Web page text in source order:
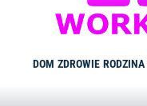
DOM ZDROWIE RODZINA